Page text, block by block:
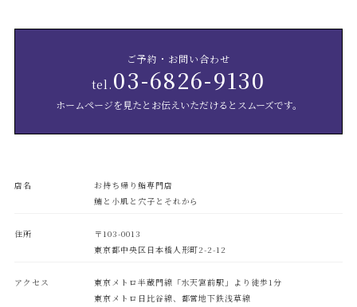
ご予約・お問い合わせ
tel. 03-6826-9130
ホームページを見たとお伝えいただけるとスムーズです。
店名
お持ち帰り鮨専門店
鮪と小肌と穴子とそれから
住所
〒103-0013
東京都中央区日本橋人形町2-2-12
アクセス
東京メトロ半蔵門線「水天宮前駅」より徒歩1分
東京メトロ日比谷線、都営地下鉄浅草線